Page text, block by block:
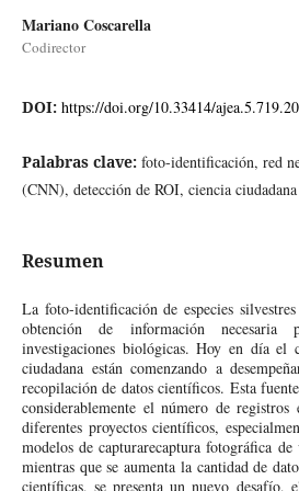
Mariano Coscarella
Codirector
DOI: https://doi.org/10.33414/
Palabras clave: foto-identificación, red
(CNN), detección de ROI, ciencia ciudadana
Resumen
La foto-identificación de especies
obtención de información necesaria
investigaciones biológicas. Hoy en día el
ciudadana están comenzando a
recopilación de datos científicos. Esta
considerablemente el número de
diferentes proyectos científicos,
modelos de capturarecaptura fotográfica
mientras que se aumenta la cantidad de
científicas, se presenta un nuevo desafío,